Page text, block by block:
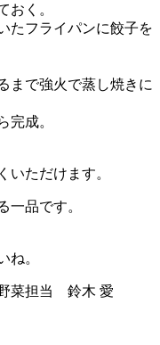
おく。
フライパンに餃子を
まで強火で蒸し焼きに
完成。
いただけます。
一品です。
ね。
菜担当 鈴木 愛